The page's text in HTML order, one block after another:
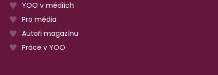
YOO v médiích
Pro média
Autoři magazínu
Práce v YOO